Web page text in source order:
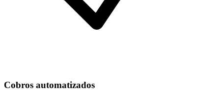
Cobros automatizados